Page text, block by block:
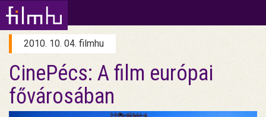
2010. 10. 04. filmhu
CinePécs: A film európai
fővárosában